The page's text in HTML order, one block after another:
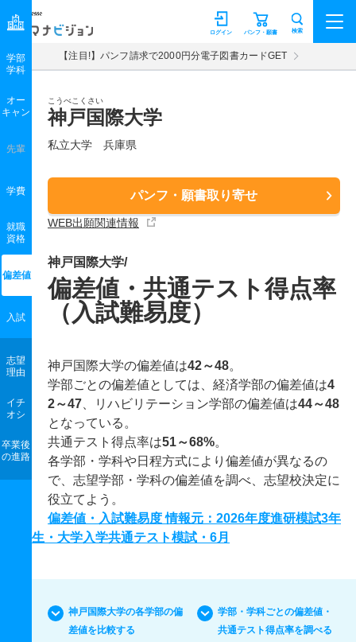
マナビジョン パンフ・願書
ログイン 検索
【注目!】パンフ請求で2000円分電子図書カードGET
こうべこくさい
神戸国際大学
私立大学 兵庫県
パンフ・願書取り寄せ
WEB出願関連情報
学部
学科
オー
キャン
先輩
学費
就職
資格
偏差値
入試
志望
理由
イチ
オシ
卒業後
の進路
神戸国際大学/
偏差値・共通テスト得点率
（入試難易度）
神戸国際大学の偏差値は42～48。
学部ごとの偏差値としては、経済学部の偏差値は4
2～47 、リハビリテーション学部の偏差値は44～48
となっている。
共通テスト得点率は51～68%。
各学部・学科や日程方式により偏差値が異なるの
で、志望学部・学科の偏差値を調べ、志望校決定に
役立てよう。
偏差値・入試難易度 情報元：2026年度進研模試3年
生・大学入学共通テスト模試・6月
神戸国際大学の各学部の偏
差値を比較する
学部・学科ごとの偏差値・
共通テスト得点率を調べる